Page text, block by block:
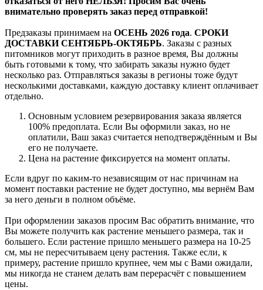
внимательно проверять заказ перед отправкой!
Предзаказы принимаем на ОСЕНЬ 2026 года. СРОКИ
ДОСТАВКИ СЕНТЯБРЬ-ОКТЯБРЬ. Заказы с разных
питомников могут приходить в разное время, Вы должны
быть готовыми к тому, что забирать заказы нужно будет
несколько раз. Отправляться заказы в регионы тоже будут
несколькими доставками, каждую доставку клиент оплачивает
отдельно.
Основным условием резервирования заказа является
100% предоплата. Если Вы оформили заказ, но не
оплатили, Ваш заказ считается неподтверждённым и Вы
его не получаете.
Цена на растение фиксируется на момент оплаты.
Если вдруг по каким-то независящим от нас причинам на
момент поставки растение не будет доступно, мы вернём Вам
за него деньги в полном объёме.
При оформлении заказов просим Вас обратить внимание, что
Вы можете получить как растение меньшего размера, так и
большего. Если растение пришло меньшего размера на 10-25
см, мы не пересчитываем цену растения. Также если, к
примеру, растение пришло крупнее, чем мы с Вами ожидали,
мы никогда не станем делать вам перерасчёт с повышением
цены.